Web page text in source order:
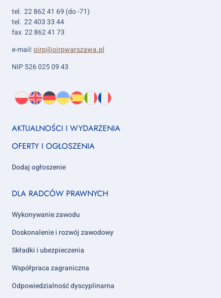
tel. 22 862 41 69 (do -71)
tel. 22 403 33 44
fax 22 862 41 73
e-mail:oirp@oirpwarszawa.pl
NIP 526 025 09 43
Wybierz
język:
PL
O
EN
About
DE
About
UK
About
ES
About
IT
About
FR
About
Footer
1
AKTUALNOŚCI I WYDARZENIA
OFERTY I OGŁOSZENIA
Dodaj ogłoszenie
Footer
2
DLA RADCÓW PRAWNYCH
Wykonywanie zawodu
Doskonalenie i rozwój zawodowy
Składki i ubezpieczenia
Współpraca zagraniczna
Odpowiedzialność dyscyplinarna